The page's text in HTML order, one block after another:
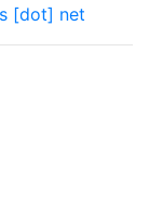
[dot] net